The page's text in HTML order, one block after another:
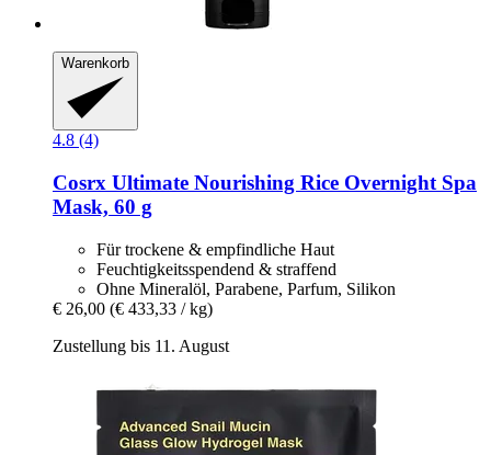
Warenkorb
4.8 (4)
Cosrx Ultimate Nourishing Rice Overnight Spa
Mask, 60 g
Für trockene & empfindliche Haut
Feuchtigkeitsspendend & straffend
Ohne Mineralöl, Parabene, Parfum, Silikon
€ 26,00 (€ 433,33 / kg)
Zustellung bis 11. August